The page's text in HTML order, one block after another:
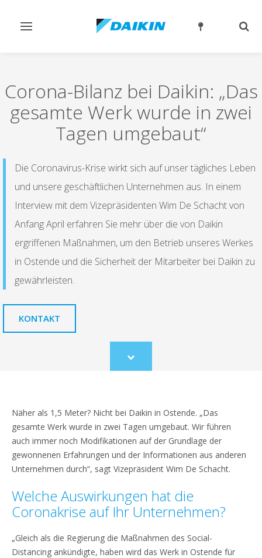
Navigation
Corona-Bilanz bei Daikin: „Das
gesamte Werk wurde in zwei
Tagen umgebaut“
Die Coronavirus-Krise wirkt sich auf unser tägliches Leben
und unsere geschäftlichen Unternehmen aus. In einem
Interview mit dem Vizepräsidenten Wim De Schacht von
Anfang April erfahren Sie mehr über die von Daikin
ergriffenen Maßnahmen, um den Betrieb unseres Werkes
in Ostende und die Sicherheit der Mitarbeiter bei Daikin zu
gewährleisten.
KONTAKT
Scroll
to
Näher als 1,5 Meter? Nicht bei Daikin in Ostende. „Das
gesamte Werk wurde in zwei Tagen umgebaut. Wir führen
auch immer noch Modifikationen auf der Grundlage der
gewonnenen Erfahrungen und der Informationen aus anderen
Unternehmen durch“, sagt Vizepräsident Wim De Schacht.
Welche Auswirkungen hat die
Coronakrise auf Ihr Unternehmen?
„Gleich als die Regierung die Maßnahmen des Social-
Distancing ankündigte, haben wird das Werk in Ostende für